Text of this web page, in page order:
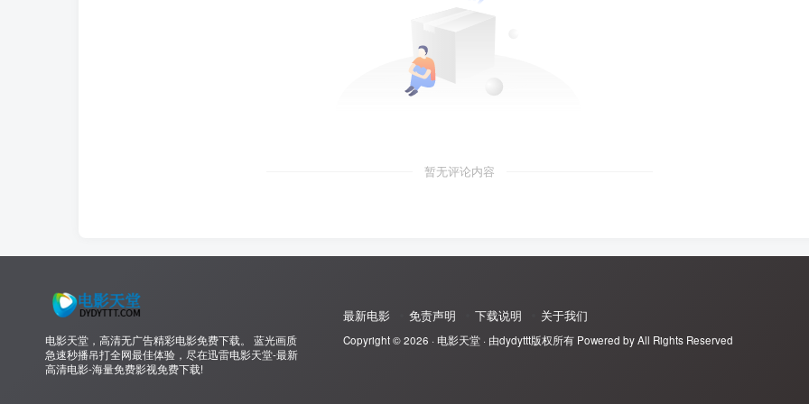
暂无评论内容
电影天堂，高清无广告精彩电影免费下载。 蓝光画质
急速秒播吊打全网最佳体验，尽在迅雷电影天堂-最新
高清电影-海量免费影视免费下载!
最新电影 免责声明 下载说明 关于我们
Copyright © 2026 · 电影天堂 · 由dydyttt版权所有 Powered by All Rights Reserved